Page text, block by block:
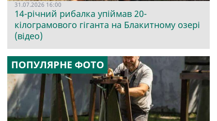
31.07.2026 16:00
14-річний рибалка упіймав 20-
кілограмового гіганта на Блакитному озері
(відео)
ПОПУЛЯРНЕ ФОТО